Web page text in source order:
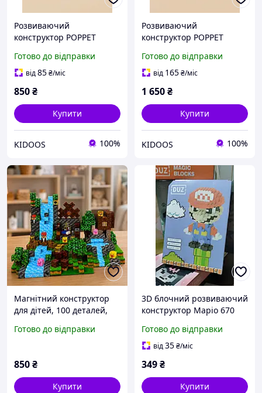
Розвиваючий
конструктор POPPET
елементів
Готово до відправки
від85₴/міс
850₴
Купити
KIDOOS 100%
Розвиваючий
конструктор POPPET
елемента
Готово до відправки
від 165₴/міс
1 650₴
Купити
KIDOOS 100%
Магнітний конструктор
для дітей, 100 деталей,
Розвиваючий
Готово до відправки
850₴
Купити
3D блочний розвиваючий
конструктор Маріо 670
Готово до відправки
від35₴/міс
349₴
Купити